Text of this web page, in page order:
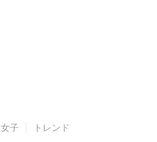
女子 トレンド